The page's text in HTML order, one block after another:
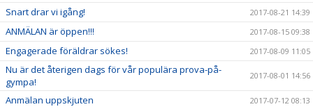
Snart drar vi igång! 2017-08-21 14:39
ANMÄLAN är öppen!!! 2017-08-15 09:38
Engagerade föräldrar sökes! 2017-08-09 11:05
Nu är det återigen dags för vår populära prova-på-
gympa!
2017-08-01 14:56
Anmälan uppskjuten 2017-07-12 08:13